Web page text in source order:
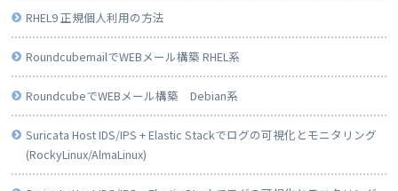
RHEL9 正規個人利用の方法
RoundcubemailでWEBメール構築 RHEL系
RoundcubeでWEBメール構築 Debian系
Suricata Host IDS/IPS + Elastic Stackでログの可視化とモニタリング
(RockyLinux/AlmaLinux)